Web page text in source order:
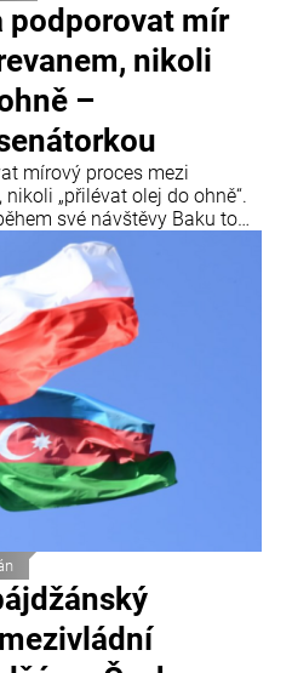
podporovat mír
nikoli
–
mírový proces mezi
„přilévat olej do ohně“.
své návštěvy Baku to
a členka Mezinárodního
Gouletová.